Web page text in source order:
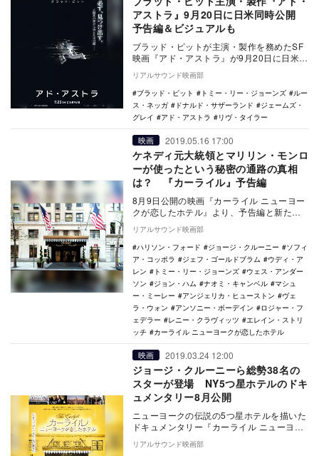
アストラ』9月20日に日米同時公開
予告編＆ビジュアルも
ブラッド・ピットが主演・製作を務めたSF
映画『アド・アストラ』が9月20日に日米同
時公開されることが決定し、予告編とポス
タービジ…
リアルサウンド映画部
ブラッド・ピット
トミー・リー・ジョーンズ
ルー
ス・ネッガ
ドナルド・サザーランド
ジェームズ・
グレイ
アド・アストラ リヴ・タイラー
映画 2019.05.16 17:00
ケネディ元大統領とマリリン・モンロ
ーが使ったという秘密の通路の真相
は？ 『カーライル』予告編
8月9日公開の映画『カーライル ニューヨー
クが恋したホテル』より、予告編と新たな
場面写真が公開された。 本作は、ニュー
ヨーク…
リアルサウンド映画部
ハリソン・フォード
ジョージ・クルーニー
ソフィ
ア・コッポラ
ジェフ・ゴールドブラム
ウディ・ア
レン
トミー・リー・ジョーンズ
ウェス・アンダー
ソン
ジョン・ハム ナオミ・キャンベル
マシュ
ー・ミーレー
アンジェリカ・ヒューストン
ヴェ
ラ・ウォン
アンソニー・ボーデイン
ロジャー・フ
ェデラー
レニー・クラヴィッツ
エレイン・ストリ
ッチ
カーライル ニューヨークが恋したホテル
映画 2019.03.24 12:00
ジョージ・クルーニーら総勢38名の
スターが登場 NY5つ星ホテルのドキ
ュメンタリー8月公開
ニューヨークの伝説の5つ星ホテルを描いた
ドキュメンタリー『カーライル ニューヨー
クが恋したホテル』が、8月9日に公開され
ることが…
リアルサウンド映画部